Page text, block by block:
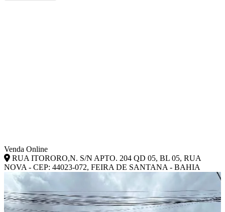
Venda Online
RUA ITORORO,N. S/N APTO. 204 QD 05, BL 05, RUA
NOVA - CEP: 44023-072, FEIRA DE SANTANA - BAHIA